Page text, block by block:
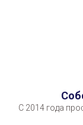
С 2014 года